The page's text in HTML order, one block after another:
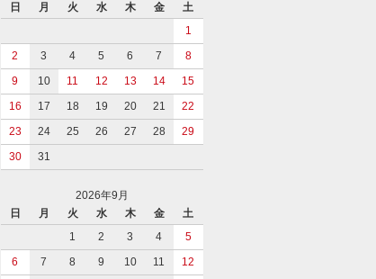
日
月 火 水 木 金
土
1
2
3 4 5 6 7
8
9
10 11 12 13 14
15
16
17 18 19 20 21
22
23
24 25 26 27 28
29
30
31
2026年9月
日
月 火 水 木 金
土
1
2 3 4
5
6
7 8 9 10 11
12